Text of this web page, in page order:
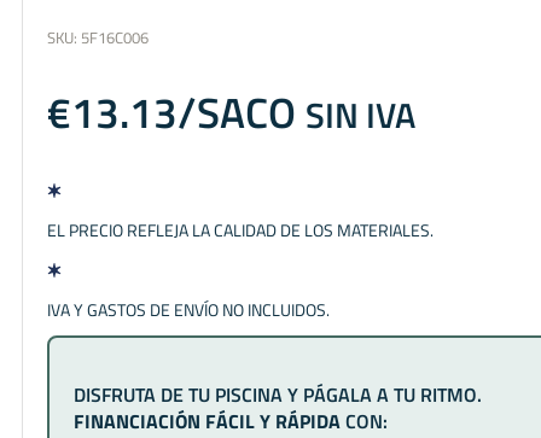
SKU: 5F16C006
€13.13 SIN IVA
EL PRECIO REFLEJA LA CALIDAD DE LOS MATERIALES.
IVA Y GASTOS DE ENVÍO NO INCLUIDOS.
DISFRUTA DE TU PISCINA Y PÁGALA A TU RITMO.
FINANCIACIÓN FÁCIL Y RÁPIDACON: